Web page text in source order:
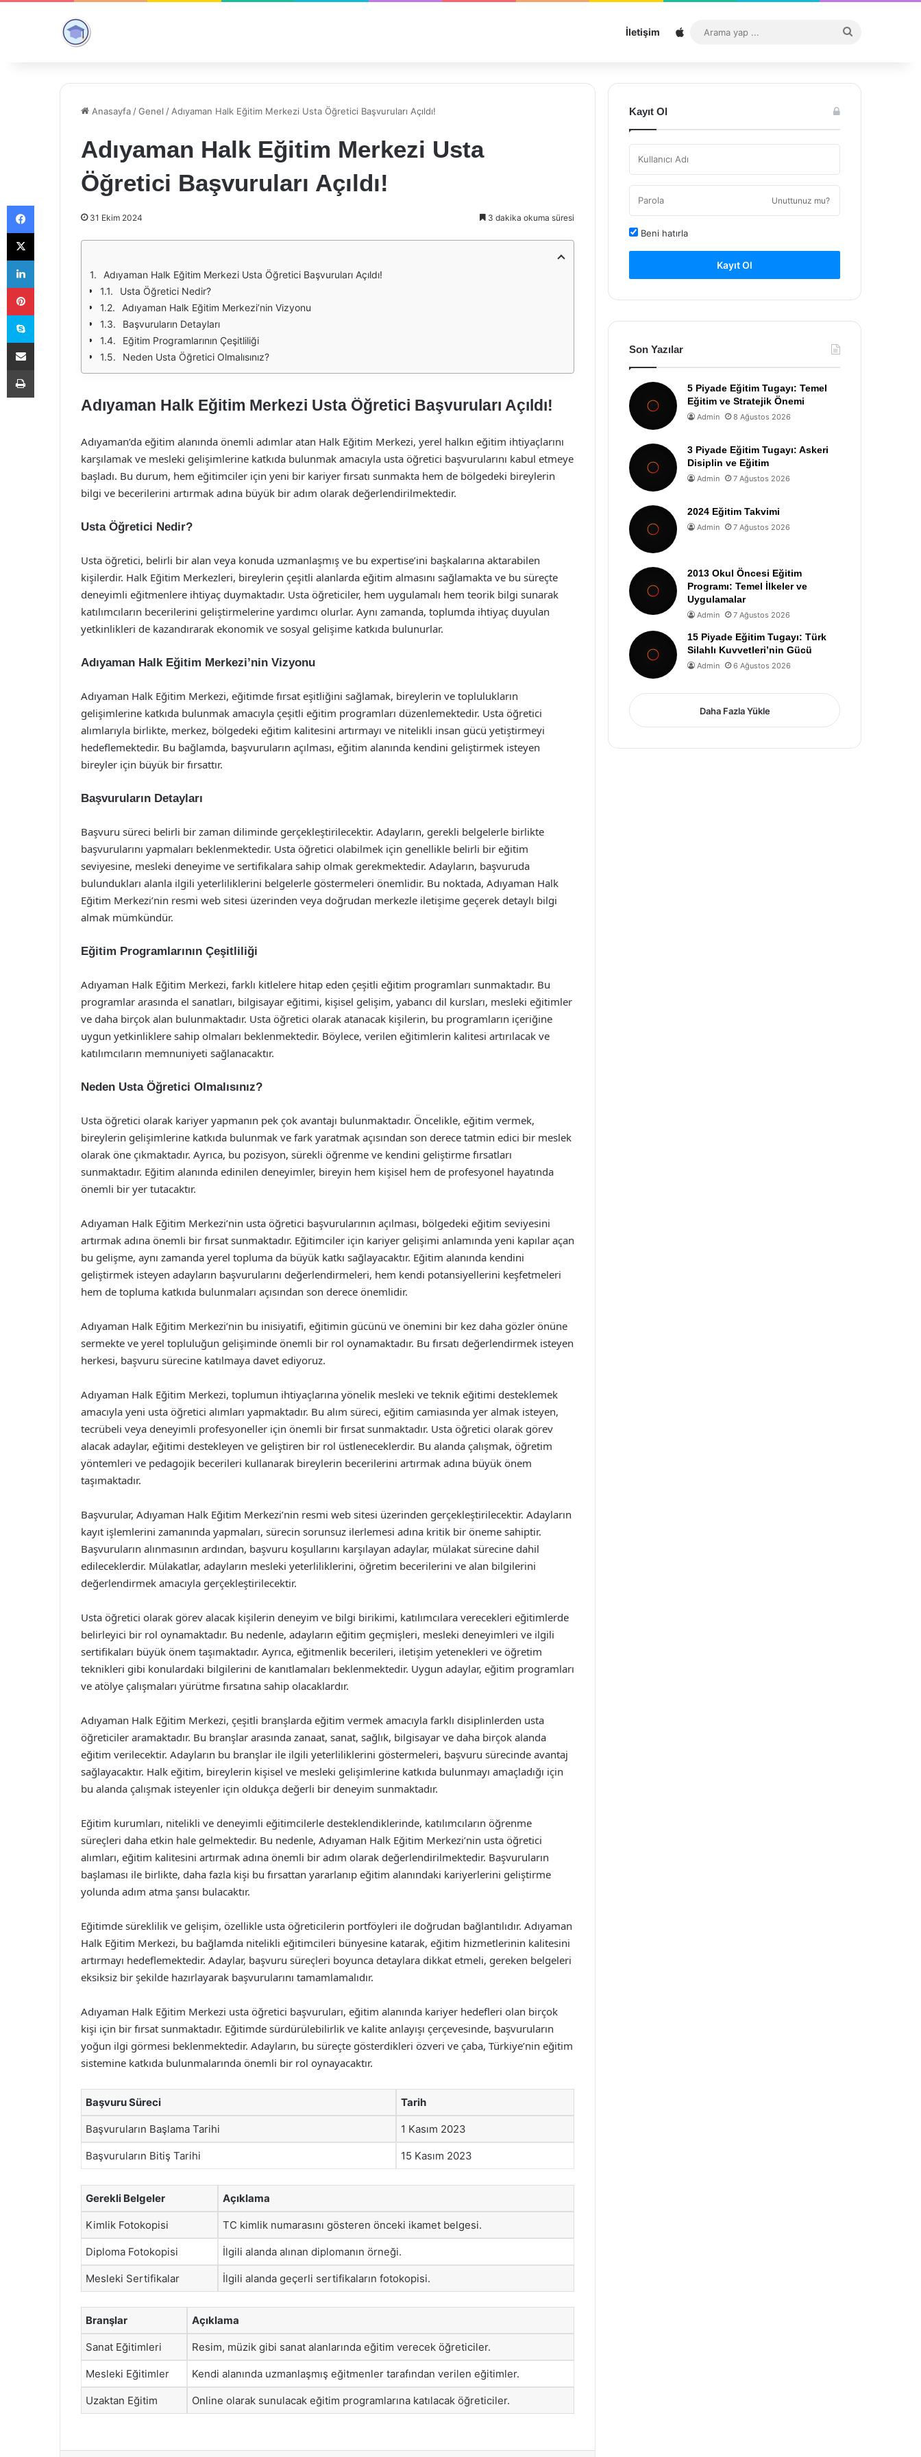
İletişim Sitemap
...
Anasayfa /Genel / Adıyaman Halk Eğitim Merkezi Usta Öğretici Başvuruları Açıldı!
Adıyaman Halk Eğitim Merkezi Usta
Öğretici Başvuruları Açıldı!
31 Ekim 2024 3 dakika okuma süresi
Adıyaman Halk Eğitim Merkezi Usta Öğretici Başvuruları Açıldı!
Usta Öğretici Nedir?
Adıyaman Halk Eğitim Merkezi’nin Vizyonu
Başvuruların Detayları
Eğitim Programlarının Çeşitliliği
Neden Usta Öğretici Olmalısınız?
Adıyaman Halk Eğitim Merkezi Usta Öğretici Başvuruları Açıldı!
Adıyaman’da eğitim alanında önemli adımlar atan Halk Eğitim Merkezi, yerel halkın eğitim ihtiyaçlarını
karşılamak ve mesleki gelişimlerine katkıda bulunmak amacıyla usta öğretici başvurularını kabul etmeye
başladı. Bu durum, hem eğitimciler için yeni bir kariyer fırsatı sunmakta hem de bölgedeki bireylerin
bilgi ve becerilerini artırmak adına büyük bir adım olarak değerlendirilmektedir.
Usta Öğretici Nedir?
Usta öğretici, belirli bir alan veya konuda uzmanlaşmış ve bu expertise’ini başkalarına aktarabilen
kişilerdir. Halk Eğitim Merkezleri, bireylerin çeşitli alanlarda eğitim almasını sağlamakta ve bu süreçte
deneyimli eğitmenlere ihtiyaç duymaktadır. Usta öğreticiler, hem uygulamalı hem teorik bilgi sunarak
katılımcıların becerilerini geliştirmelerine yardımcı olurlar. Aynı zamanda, toplumda ihtiyaç duyulan
yetkinlikleri de kazandırarak ekonomik ve sosyal gelişime katkıda bulunurlar.
Adıyaman Halk Eğitim Merkezi’nin Vizyonu
Adıyaman Halk Eğitim Merkezi, eğitimde fırsat eşitliğini sağlamak, bireylerin ve toplulukların
gelişimlerine katkıda bulunmak amacıyla çeşitli eğitim programları düzenlemektedir. Usta öğretici
alımlarıyla birlikte, merkez, bölgedeki eğitim kalitesini artırmayı ve nitelikli insan gücü yetiştirmeyi
hedeflemektedir. Bu bağlamda, başvuruların açılması, eğitim alanında kendini geliştirmek isteyen
bireyler için büyük bir fırsattır.
Başvuruların Detayları
Başvuru süreci belirli bir zaman diliminde gerçekleştirilecektir. Adayların, gerekli belgelerle birlikte
başvurularını yapmaları beklenmektedir. Usta öğretici olabilmek için genellikle belirli bir eğitim
seviyesine, mesleki deneyime ve sertifikalara sahip olmak gerekmektedir. Adayların, başvuruda
bulundukları alanla ilgili yeterliliklerini belgelerle göstermeleri önemlidir. Bu noktada, Adıyaman Halk
Eğitim Merkezi’nin resmi web sitesi üzerinden veya doğrudan merkezle iletişime geçerek detaylı bilgi
almak mümkündür.
Eğitim Programlarının Çeşitliliği
Adıyaman Halk Eğitim Merkezi, farklı kitlelere hitap eden çeşitli eğitim programları sunmaktadır. Bu
programlar arasında el sanatları, bilgisayar eğitimi, kişisel gelişim, yabancı dil kursları, mesleki eğitimler
ve daha birçok alan bulunmaktadır. Usta öğretici olarak atanacak kişilerin, bu programların içeriğine
uygun yetkinliklere sahip olmaları beklenmektedir. Böylece, verilen eğitimlerin kalitesi artırılacak ve
katılımcıların memnuniyeti sağlanacaktır.
Neden Usta Öğretici Olmalısınız?
Usta öğretici olarak kariyer yapmanın pek çok avantajı bulunmaktadır. Öncelikle, eğitim vermek,
bireylerin gelişimlerine katkıda bulunmak ve fark yaratmak açısından son derece tatmin edici bir meslek
olarak öne çıkmaktadır. Ayrıca, bu pozisyon, sürekli öğrenme ve kendini geliştirme fırsatları
sunmaktadır. Eğitim alanında edinilen deneyimler, bireyin hem kişisel hem de profesyonel hayatında
önemli bir yer tutacaktır.
Adıyaman Halk Eğitim Merkezi’nin usta öğretici başvurularının açılması, bölgedeki eğitim seviyesini
artırmak adına önemli bir fırsat sunmaktadır. Eğitimciler için kariyer gelişimi anlamında yeni kapılar açan
bu gelişme, aynı zamanda yerel topluma da büyük katkı sağlayacaktır. Eğitim alanında kendini
geliştirmek isteyen adayların başvurularını değerlendirmeleri, hem kendi potansiyellerini keşfetmeleri
hem de topluma katkıda bulunmaları açısından son derece önemlidir.
Adıyaman Halk Eğitim Merkezi’nin bu inisiyatifi, eğitimin gücünü ve önemini bir kez daha gözler önüne
sermekte ve yerel topluluğun gelişiminde önemli bir rol oynamaktadır. Bu fırsatı değerlendirmek isteyen
herkesi, başvuru sürecine katılmaya davet ediyoruz.
Adıyaman Halk Eğitim Merkezi, toplumun ihtiyaçlarına yönelik mesleki ve teknik eğitimi desteklemek
amacıyla yeni usta öğretici alımları yapmaktadır. Bu alım süreci, eğitim camiasında yer almak isteyen,
tecrübeli veya deneyimli profesyoneller için önemli bir fırsat sunmaktadır. Usta öğretici olarak görev
alacak adaylar, eğitimi destekleyen ve geliştiren bir rol üstleneceklerdir. Bu alanda çalışmak, öğretim
yöntemleri ve pedagojik becerileri kullanarak bireylerin becerilerini artırmak adına büyük önem
taşımaktadır.
Başvurular, Adıyaman Halk Eğitim Merkezi’nin resmi web sitesi üzerinden gerçekleştirilecektir. Adayların
kayıt işlemlerini zamanında yapmaları, sürecin sorunsuz ilerlemesi adına kritik bir öneme sahiptir.
Başvuruların alınmasının ardından, başvuru koşullarını karşılayan adaylar, mülakat sürecine dahil
edileceklerdir. Mülakatlar, adayların mesleki yeterliliklerini, öğretim becerilerini ve alan bilgilerini
değerlendirmek amacıyla gerçekleştirilecektir.
Usta öğretici olarak görev alacak kişilerin deneyim ve bilgi birikimi, katılımcılara verecekleri eğitimlerde
belirleyici bir rol oynamaktadır. Bu nedenle, adayların eğitim geçmişleri, mesleki deneyimleri ve ilgili
sertifikaları büyük önem taşımaktadır. Ayrıca, eğitmenlik becerileri, iletişim yetenekleri ve öğretim
teknikleri gibi konulardaki bilgilerini de kanıtlamaları beklenmektedir. Uygun adaylar, eğitim programları
ve atölye çalışmaları yürütme fırsatına sahip olacaklardır.
Adıyaman Halk Eğitim Merkezi, çeşitli branşlarda eğitim vermek amacıyla farklı disiplinlerden usta
öğreticiler aramaktadır. Bu branşlar arasında zanaat, sanat, sağlık, bilgisayar ve daha birçok alanda
eğitim verilecektir. Adayların bu branşlar ile ilgili yeterliliklerini göstermeleri, başvuru sürecinde avantaj
sağlayacaktır. Halk eğitim, bireylerin kişisel ve mesleki gelişimlerine katkıda bulunmayı amaçladığı için
bu alanda çalışmak isteyenler için oldukça değerli bir deneyim sunmaktadır.
Eğitim kurumları, nitelikli ve deneyimli eğitimcilerle desteklendiklerinde, katılımcıların öğrenme
süreçleri daha etkin hale gelmektedir. Bu nedenle, Adıyaman Halk Eğitim Merkezi’nin usta öğretici
alımları, eğitim kalitesini artırmak adına önemli bir adım olarak değerlendirilmektedir. Başvuruların
başlaması ile birlikte, daha fazla kişi bu fırsattan yararlanıp eğitim alanındaki kariyerlerini geliştirme
yolunda adım atma şansı bulacaktır.
Eğitimde süreklilik ve gelişim, özellikle usta öğreticilerin portföyleri ile doğrudan bağlantılıdır. Adıyaman
Halk Eğitim Merkezi, bu bağlamda nitelikli eğitimcileri bünyesine katarak, eğitim hizmetlerinin kalitesini
artırmayı hedeflemektedir. Adaylar, başvuru süreçleri boyunca detaylara dikkat etmeli, gereken belgeleri
eksiksiz bir şekilde hazırlayarak başvurularını tamamlamalıdır.
Adıyaman Halk Eğitim Merkezi usta öğretici başvuruları, eğitim alanında kariyer hedefleri olan birçok
kişi için bir fırsat sunmaktadır. Eğitimde sürdürülebilirlik ve kalite anlayışı çerçevesinde, başvuruların
yoğun ilgi görmesi beklenmektedir. Adayların, bu süreçte gösterdikleri özveri ve çaba, Türkiye’nin eğitim
sistemine katkıda bulunmalarında önemli bir rol oynayacaktır.
Başvuru Süreci Tarih
Başvuruların Başlama Tarihi 1 Kasım 2023
Başvuruların Bitiş Tarihi 15 Kasım 2023
Gerekli Belgeler Açıklama
Kimlik Fotokopisi TC kimlik numarasını gösteren önceki ikamet belgesi.
Diploma Fotokopisi İlgili alanda alınan diplomanın örneği.
Mesleki Sertifikalar İlgili alanda geçerli sertifikaların fotokopisi.
Branşlar Açıklama
Sanat Eğitimleri Resim, müzik gibi sanat alanlarında eğitim verecek öğreticiler.
Mesleki Eğitimler Kendi alanında uzmanlaşmış eğitmenler tarafından verilen eğitimler.
Uzaktan Eğitim Online olarak sunulacak eğitim programlarına katılacak öğreticiler.
Kayıt Ol
Unuttunuz mu?
Beni hatırla
Kayıt Ol
Son Yazılar
5 Piyade Eğitim Tugayı: Temel
Eğitim ve Stratejik Önemi
Admin 8 Ağustos 2026
3 Piyade Eğitim Tugayı: Askeri
Disiplin ve Eğitim
Admin 7 Ağustos 2026
2024 Eğitim Takvimi
Admin 7 Ağustos 2026
2013 Okul Öncesi Eğitim
Programı: Temel İlkeler ve
Uygulamalar
Admin 7 Ağustos 2026
15 Piyade Eğitim Tugayı: Türk
Silahlı Kuvvetleri’nin Gücü
Admin 6 Ağustos 2026
Daha Fazla Yükle
Facebook
X
LinkedIn
Pinterest
Skype
E-Posta ile paylaş